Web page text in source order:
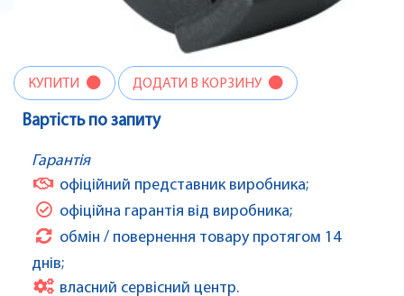
КУПИТИ ДОДАТИ В КОРЗИНУ
Вартість по запиту
Гарантія
офіційний представник виробника;
офіційна гарантія від виробника;
обмін / повернення товару протягом 14
днів;
власний сервісний центр.